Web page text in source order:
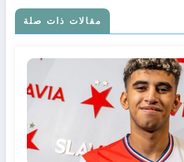
مقالات ذات صلة